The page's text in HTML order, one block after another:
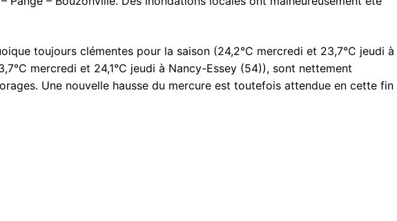
toujours clémentes pour la saison (24,2°C mercredi et 23,7°C jeudi à
mercredi et 24,1°C jeudi à Nancy-Essey (54)), sont nettement
Une nouvelle hausse du mercure est toutefois attendue en cette fin